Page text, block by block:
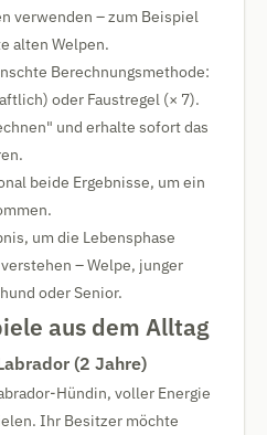
verwenden – zum Beispiel
alten Welpen.
Berechnungsmethode:
oder Faustregel (× 7).
und erhalte sofort das
beide Ergebnisse, um ein
um die Lebensphase
– Welpe, junger
oder Senior.
aus dem Alltag
(2 Jahre)
Hündin, voller Energie
Ihr Besitzer möchte